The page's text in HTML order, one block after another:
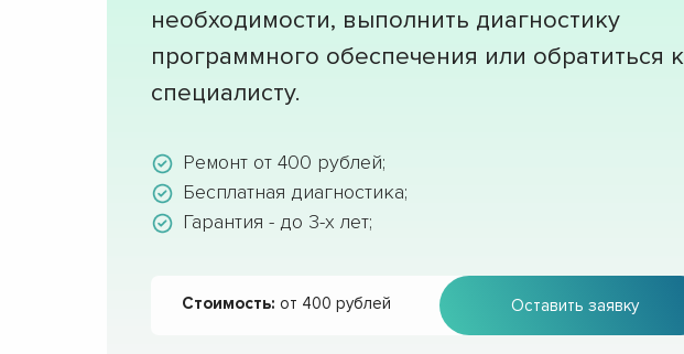
необходимости, выполнить диагностику
программного обеспечения или обратиться к
специалисту.
Ремонт от 400 рублей;
Бесплатная диагностика;
Гарантия - до 3-х лет;
Стоимость: от 400 рублей Оставить заявку